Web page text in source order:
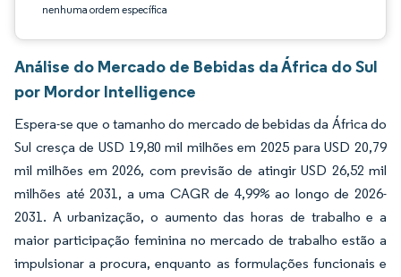
nenhuma ordem específica
Análise do Mercado de Bebidas da África do Sul
por Mordor Intelligence
Espera-se que o tamanho do mercado de bebidas da África do
Sul cresça de USD 19,80 mil milhões em 2025 para USD 20,79
mil milhões em 2026, com previsão de atingir USD 26,52 mil
milhões até 2031, a uma CAGR de 4,99% ao longo de 2026-
2031. A urbanização, o aumento das horas de trabalho e a
maior participação feminina no mercado de trabalho estão a
impulsionar a procura, enquanto as formulações funcionais e